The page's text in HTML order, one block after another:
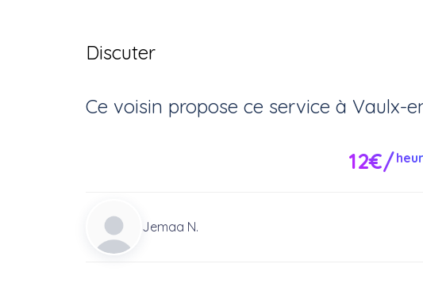
Discuter
Ce voisin propose ce service à Vaulx-
12€/
Jemaa N.